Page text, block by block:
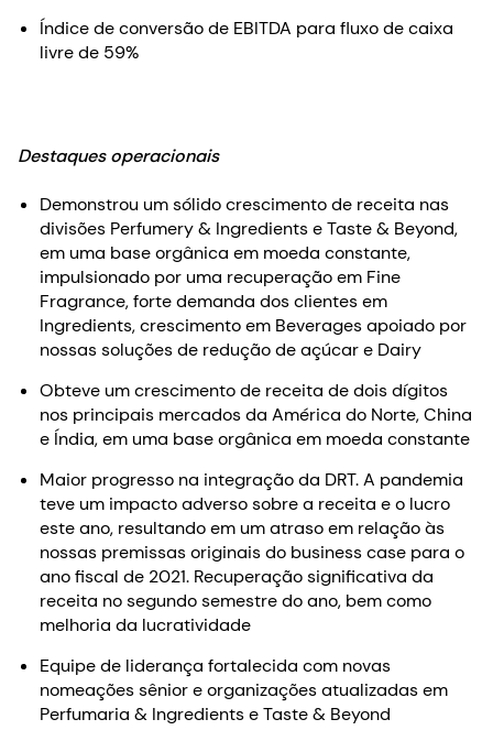
Índice de conversão de EBITDA para fluxo de caixa
livre de 59%
Destaques operacionais
Demonstrou um sólido crescimento de receita nas
divisões Perfumery & Ingredients e Taste & Beyond,
em uma base orgânica em moeda constante,
impulsionado por uma recuperação em Fine
Fragrance, forte demanda dos clientes em
Ingredients, crescimento em Beverages apoiado por
nossas soluções de redução de açúcar e Dairy
Obteve um crescimento de receita de dois dígitos
nos principais mercados da América do Norte, China
e Índia, em uma base orgânica em moeda constante
Maior progresso na integração da DRT. A pandemia
teve um impacto adverso sobre a receita e o lucro
este ano, resultando em um atraso em relação às
nossas premissas originais do business case para o
ano fiscal de 2021. Recuperação significativa da
receita no segundo semestre do ano, bem como
melhoria da lucratividade
Equipe de liderança fortalecida com novas
nomeações sênior e organizações atualizadas em
Perfumaria & Ingredients e Taste & Beyond